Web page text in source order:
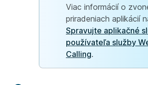
Viac informácií o
priradeniach aplikácií
Spravujte aplikačné
používateľa služby
Calling.